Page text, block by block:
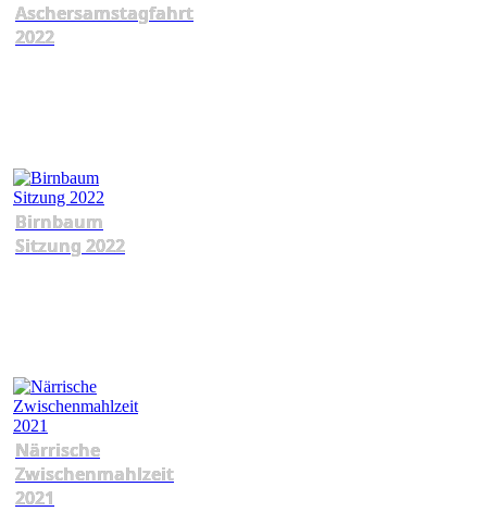
Aschersamstagfahrt
2022
Birnbaum
Sitzung 2022
Närrische
Zwischenmahlzeit
2021